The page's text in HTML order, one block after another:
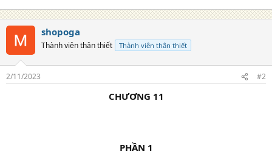
shopoga
Thành viên thân thiết Thành viên thân thiết
2/11/2023 #2
CHƯƠNG 11
PHẦN 1